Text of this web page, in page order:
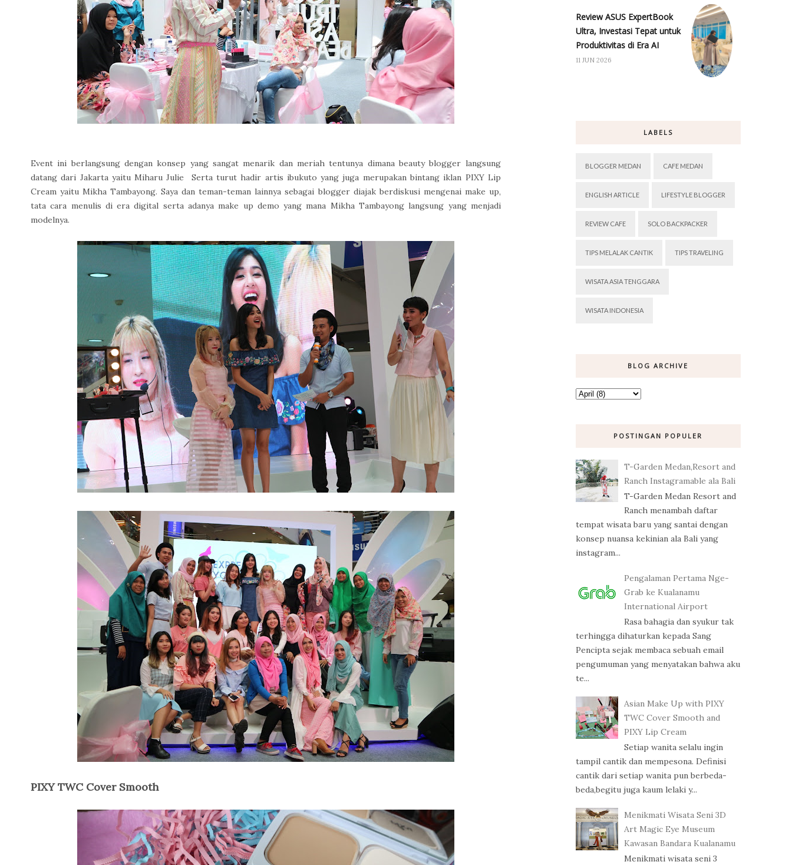
Event ini berlangsung dengan konsep yang sangat menarik dan meriah tentunya dimana beauty blogger langsung
datang dari Jakarta yaitu Miharu Julie Serta turut hadir artis ibukuto yang juga merupakan bintang iklan PIXY Lip
Cream yaitu Mikha Tambayong. Saya dan teman-teman lainnya sebagai blogger diajak berdiskusi mengenai make up,
tata cara menulis di era digital serta adanya make up demo yang mana Mikha Tambayong langsung yang menjadi
modelnya.
PIXY TWC Cover Smooth
Review ASUS ExpertBook
Ultra, Investasi Tepat untuk
Produktivitas di Era AI
11 JUN 2026
LABELS
BLOGGER MEDAN CAFE MEDAN
ENGLISH ARTICLE LIFESTYLE BLOGGER
REVIEW CAFE SOLO BACKPACKER
TIPS MELALAK CANTIK TIPS TRAVELING
WISATA ASIA TENGGARA
WISATA INDONESIA
BLOG ARCHIVE
POSTINGAN POPULER
T-Garden Medan,Resort and
Ranch Instagramable ala Bali
T-Garden Medan Resort and
Ranch menambah daftar
tempat wisata baru yang santai dengan
konsep nuansa kekinian ala Bali yang
instagram...
Pengalaman Pertama Nge-
Grab ke Kualanamu
International Airport
Rasa bahagia dan syukur tak
terhingga dihaturkan kepada Sang
Pencipta sejak membaca sebuah email
pengumuman yang menyatakan bahwa aku
te...
Asian Make Up with PIXY
TWC Cover Smooth and
PIXY Lip Cream
Setiap wanita selalu ingin
tampil cantik dan mempesona. Definisi
cantik dari setiap wanita pun berbeda-
beda,begitu juga kaum lelaki y...
Menikmati Wisata Seni 3D
Art Magic Eye Museum
Kawasan Bandara Kualanamu
Menikmati wisata seni 3